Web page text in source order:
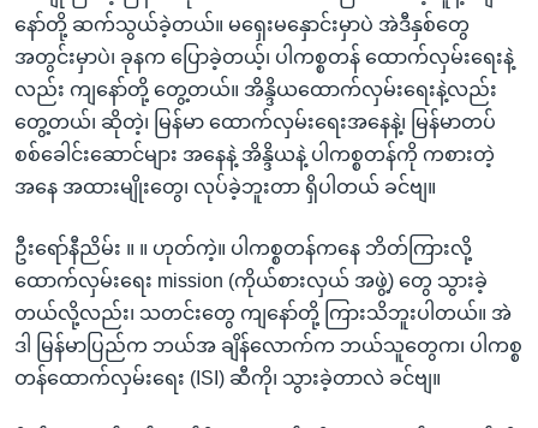
နော်တို့ ဆက်သွယ်ခဲ့တယ်။ မရှေးမနှောင်းမှာပဲ အဲဒီနှစ်တွေ
အတွင်းမှာပဲ၊ ခုနက ပြောခဲ့တယ့်၊ ပါကစ္စတန် ထောက်လှမ်းရေးနဲ့
လည်း ကျနော်တို့ တွေ့တယ်။ အိန္ဒိယထောက်လှမ်းရေးနဲ့လည်း
တွေ့တယ်၊ ဆိုတဲ့၊ မြန်မာ ထောက်လှမ်းရေးအနေနဲ့၊ မြန်မာတပ်
စစ်ခေါင်းဆောင်များ အနေနဲ့ အိန္ဒိယနဲ့ ပါကစ္စတန်ကို ကစားတဲ့
အနေ အထားမျိုးတွေ၊ လုပ်ခဲ့ဘူးတာ ရှိပါတယ် ခင်ဗျ။
ဦးရော်နီညိမ်း ။ ။ ဟုတ်ကဲ့။ ပါကစ္စတန်ကနေ ဘိတ်ကြားလို့
ထောက်လှမ်းရေး mission (ကိုယ်စားလှယ် အဖွဲ့) တွေ သွားခဲ့
တယ်လို့လည်း၊ သတင်းတွေ ကျနော်တို့ ကြားသိဘူးပါတယ်။ အဲ
ဒါ မြန်မာပြည်က ဘယ်အ ချိန်လောက်က ဘယ်သူတွေက၊ ပါကစ္စ
တန်ထောက်လှမ်းရေး (ISI) ဆီကို၊ သွားခဲ့တာလဲ ခင်ဗျ။